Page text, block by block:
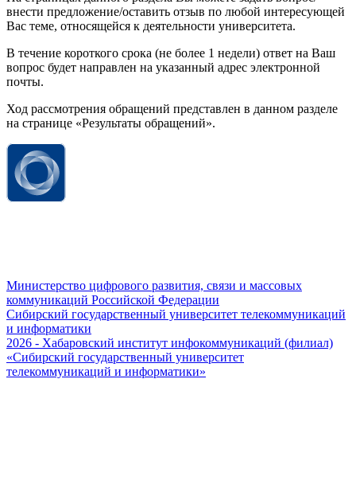
внести предложение/оставить отзыв по любой интересующей
Вас теме, относящейся к деятельности университета.
В течение короткого срока (не более 1 недели) ответ на Ваш
вопрос будет направлен на указанный адрес электронной
почты.
Ход рассмотрения обращений представлен в данном разделе
на странице «Результаты обращений».
Министерство цифрового развития, связи и массовых
коммуникаций Российской Федерации
Сибирский государственный университет телекоммуникаций
и информатики
2026 - Хабаровский институт инфокоммуникаций (филиал)
«Сибирский государственный университет
телекоммуникаций и информатики»